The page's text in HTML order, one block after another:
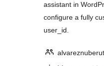
assistant in
configure a fully
user_id.